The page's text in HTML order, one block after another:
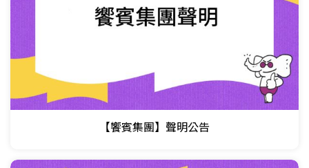
【饗賓集團】聲明公告